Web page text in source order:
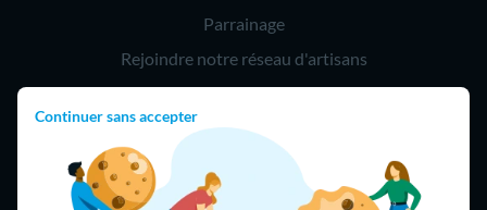
Continuer sans accepter
Parrainage
Rejoindre notre réseau d'artisans
Hello !
09 75 18 60 60
(8h-21h)
75018 Paris